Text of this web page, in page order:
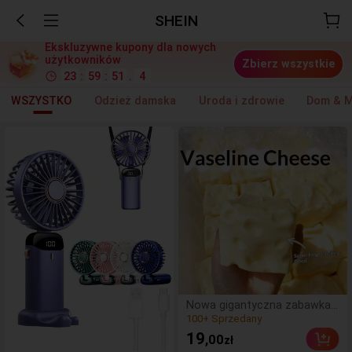
SHEIN
Ekskluzywne kupony dla nowych
użytkowników
23 : 59 : 47 7
Zbierz wszystkie
WSZYSTKO Odzież damska Uroda i zdrowie Dom &
Nowa gigantyczna zabawka
do ściskania w kształcie sera
z nadzieniem, kwadratowa
piłka serowa do ściskania,
(26)
100+ Sprzedany
19,00zł